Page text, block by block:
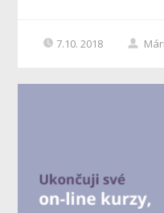
7.10. 2018